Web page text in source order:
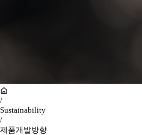
/
Sustainability
/
제품개발방향